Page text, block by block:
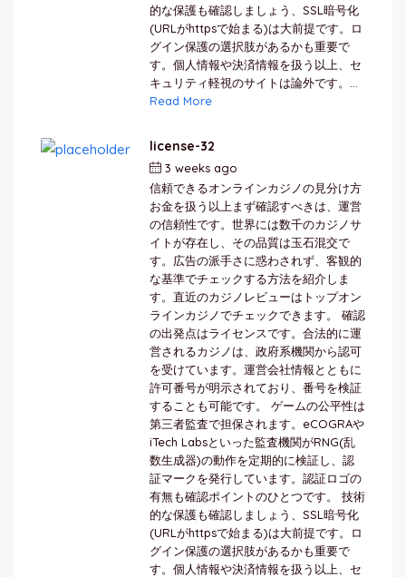
的な保護も確認しましょう、SSL暗号化
(URLがhttpsで始まる)は大前提です。ロ
グイン保護の選択肢があるかも重要で
す。個人情報や決済情報を扱う以上、セ
キュリティ軽視のサイトは論外です。...
Read More
license-32
3 weeks ago
信頼できるオンラインカジノの見分け方
お金を扱う以上まず確認すべきは、運営
の信頼性です。世界には数千のカジノサ
イトが存在し、その品質は玉石混交で
す。広告の派手さに惑わされず、客観的
な基準でチェックする方法を紹介しま
す。直近のカジノレビューはトップオン
ラインカジノでチェックできます。 確認
の出発点はライセンスです。合法的に運
営されるカジノは、政府系機関から認可
を受けています。運営会社情報とともに
許可番号が明示されており、番号を検証
することも可能です。 ゲームの公平性は
第三者監査で担保されます。eCOGRAや
iTech Labsといった監査機関がRNG(乱
数生成器)の動作を定期的に検証し、認
証マークを発行しています。認証ロゴの
有無も確認ポイントのひとつです。 技術
的な保護も確認しましょう、SSL暗号化
(URLがhttpsで始まる)は大前提です。ロ
グイン保護の選択肢があるかも重要で
す。個人情報や決済情報を扱う以上、セ